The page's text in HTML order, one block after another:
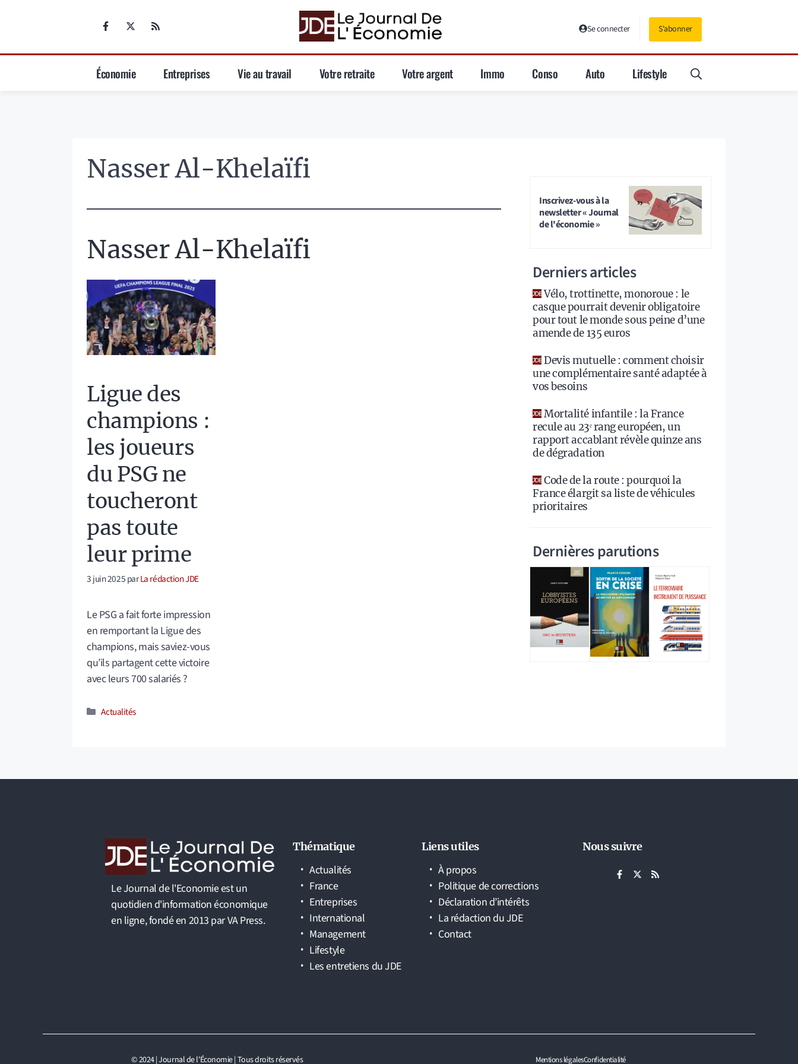
Se connecter S'abonner
Économie Entreprises Vie au travail Votre retraite Votre argent Immo Conso Auto Lifestyle
Nasser Al-Khelaïfi
Nasser Al-Khelaïfi
Ligue des
champions :
les joueurs
du PSG ne
toucheront
pas toute
leur prime
3 juin 2025parLa rédaction JDE
Le PSG a fait forte impression
en remportant la Ligue des
champions, mais saviez-vous
qu’ils partagent cette victoire
avec leurs 700 salariés ?
Catégories
Actualités
Inscrivez-vous à la
newsletter « Journal
de l'économie »
Derniers articles
Vélo, trottinette, monoroue : le
casque pourrait devenir obligatoire
pour tout le monde sous peine d’une
amende de 135 euros
Devis mutuelle : comment choisir
une complémentaire santé adaptée à
vos besoins
Mortalité infantile : la France
recule au 23ᵉ rang européen, un
rapport accablant révèle quinze ans
de dégradation
Code de la route : pourquoi la
France élargit sa liste de véhicules
prioritaires
Dernières parutions
Le Journal de l'Economie est un
quotidien d'information économique
en ligne, fondé en 2013 par VA Press.
Thématique
Actualités
France
Entreprises
International
Management
Lifestyle
Les entretiens du JDE
Liens utiles
À propos
Politique de corrections
Déclaration d’intérêts
La rédaction du JDE
Contact
Nous suivre
© 2024 | Journal de l'Économie | Tous droits réservés Mentions légalesConfidentialité